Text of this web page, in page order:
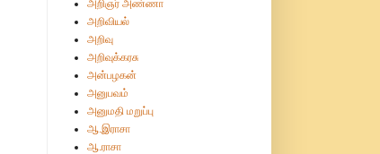
அறிஞர் அண்ணா
அறிவியல்
அறிவு
அறிவுக்கரசு
அன்பழகன்
அனுபவம்
அனுமதி மறுப்பு
ஆ.இராசா
ஆ.ராசா